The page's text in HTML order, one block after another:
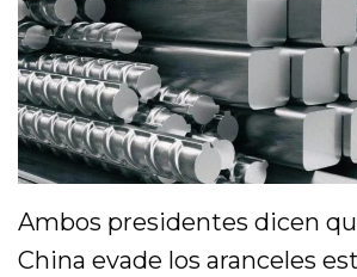
Ambos presidentes dicen
China evade los aranceles